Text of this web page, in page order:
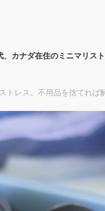
、カナダ在住のミニマリス
トレス。不用品を捨てれば